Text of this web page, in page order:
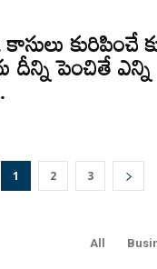
కురిపించే
దీన్ని పెంచితే ఎన్ని
1 2 3
All